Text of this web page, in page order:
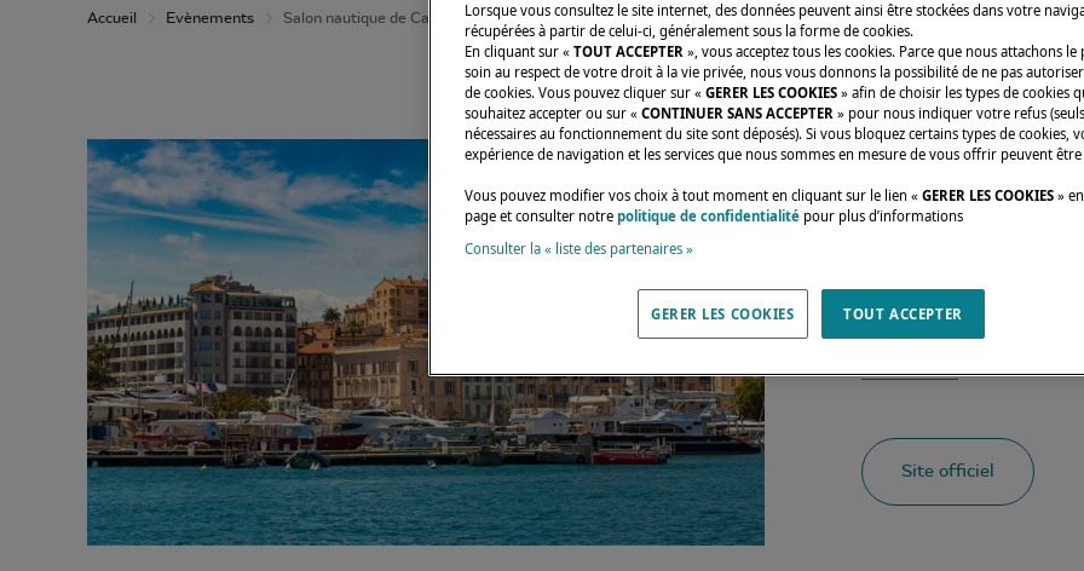
Accueil Evènements Salon nautique de Cannes
Nous serons
un des salons les
grande partie de
rendez-vous afin
ce cadre magique.
Site officiel
Lorsque vous consultez le site internet, des données peuvent ainsi être stockées dans votre
récupérées à partir de celui-ci, généralement sous la forme de cookies.
En cliquant sur « TOUT ACCEPTER », vous acceptez tous les cookies. Parce que nous attachons le
soin au respect de votre droit à la vie privée, nous vous donnons la possibilité de ne pas
de cookies. Vous pouvez cliquer sur « GERER LES COOKIES » afin de choisir les types de cookies
souhaitez accepter ou sur « CONTINUER SANS ACCEPTER » pour nous indiquer votre refus
nécessaires au fonctionnement du site sont déposés). Si vous bloquez certains types de cookies,
expérience de navigation et les services que nous sommes en mesure de vous offrir peuvent
Vous pouvez modifier vos choix à tout moment en cliquant sur le lien « GERER LES COOKIES »
page et consulter notre politique de confidentialité pour plus d’informations
Consulter la « liste des partenaires »
GERER LES COOKIES TOUT ACCEPTER